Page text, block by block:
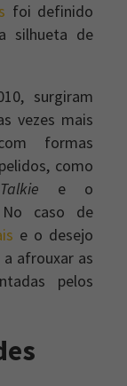
foi definido
silhueta de
surgiram
vezes mais
formas
como
e o
caso de
e o desejo
afrouxar as
pelos